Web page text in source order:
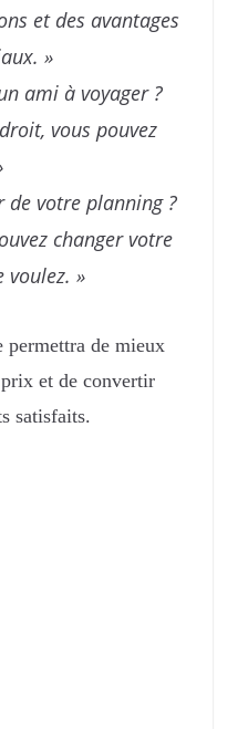
et des avantages
»
ami à voyager ?
vous pouvez
de votre planning ?
changer votre
voulez. »
permettra de mieux
et de convertir
satisfaits.